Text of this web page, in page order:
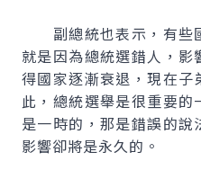
副總統也表示，有些
就是因為總統選錯人，
得國家逐漸衰退，現在子
此，總統選舉是很重要
是一時的，那是錯誤的
影響卻將是永久的。